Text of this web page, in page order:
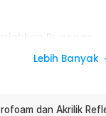
Ruangan
kecil yang
arah dan
Lebih Banyak
dan Akrilik